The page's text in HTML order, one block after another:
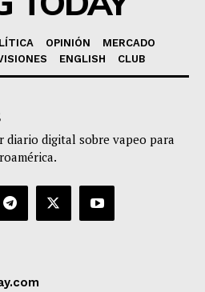
OPINIÓN
MERCADO
ENGLISH CLUB
diario digital sobre vapeo para